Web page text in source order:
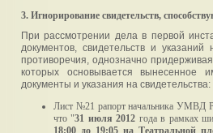
3. Игнорирование свидетельств,
При рассмотрении дела в первой
документов, свидетельств и
противоречия, однозначно
которых основывается вынесенное
документы и указания на свидетельства:
Лист №21 рапорт начальника УМВД
что "31 июля 2012 года в рамках
18:00 до 19:05 на Театральной